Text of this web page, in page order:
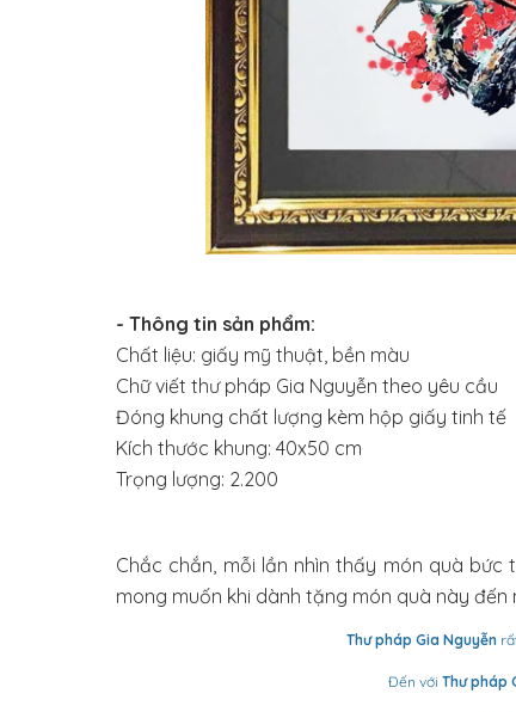
- Thông tin sản phẩm:
Chất liệu: giấy mỹ thuật, bền màu
Chữ viết thư pháp Gia Nguyễn theo yêu cầu
Đóng khung chất lượng kèm hộp giấy tinh tế
Kích thước khung: 40x50 cm
Trọng lượng: 2.200
Chắc chắn, mỗi lần nhìn thấy món quà
mong muốn khi dành tặng món quà này đến
Thư pháp Gia Nguyễn
Đến với Thư pháp